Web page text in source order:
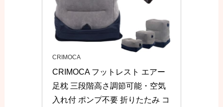
CRIMOCA
CRIMOCA フットレスト エアー
足枕 三段階高さ調節可能・空気
入れ付 ポンプ不要 折りたたみ コ